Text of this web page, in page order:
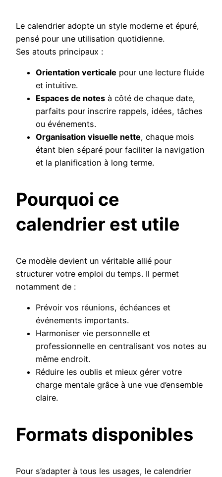
Le calendrier adopte un style moderne et épuré,
pensé pour une utilisation quotidienne.
Ses atouts principaux :
Orientation verticale pour une lecture fluide
et intuitive.
Espaces de notes à côté de chaque date,
parfaits pour inscrire rappels, idées, tâches
ou événements.
Organisation visuelle nette, chaque mois
étant bien séparé pour faciliter la navigation
et la planification à long terme.
Pourquoi ce
calendrier est utile
Ce modèle devient un véritable allié pour
structurer votre emploi du temps. Il permet
notamment de :
Prévoir vos réunions, échéances et
événements importants.
Harmoniser vie personnelle et
professionnelle en centralisant vos notes au
même endroit.
Réduire les oublis et mieux gérer votre
charge mentale grâce à une vue d’ensemble
claire.
Formats disponibles
Pour s’adapter à tous les usages, le calendrier